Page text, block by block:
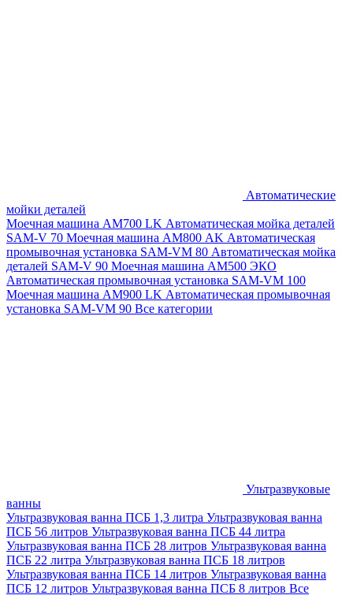
Автоматические
мойки деталей
Моечная машина AM700 LK Автоматическая мойка деталей
SAM-V 70 Моечная машина АМ800 AK Автоматическая
промывочная установка SAM-VM 80 Автоматическая мойка
деталей SAM-V 90 Моечная машина АМ500 ЭКО
Автоматическая промывочная установка SAM-VM 100
Моечная машина AM900 LK Автоматическая промывочная
установка SAM-VM 90 Все категории
Ультразвуковые
ванны
Ультразвуковая ванна ПСБ 1,3 литра Ультразвуковая ванна
ПСБ 56 литров Ультразвуковая ванна ПСБ 44 литра
Ультразвуковая ванна ПСБ 28 литров Ультразвуковая ванна
ПСБ 22 литра Ультразвуковая ванна ПСБ 18 литров
Ультразвуковая ванна ПСБ 14 литров Ультразвуковая ванна
ПСБ 12 литров Ультразвуковая ванна ПСБ 8 литров Все